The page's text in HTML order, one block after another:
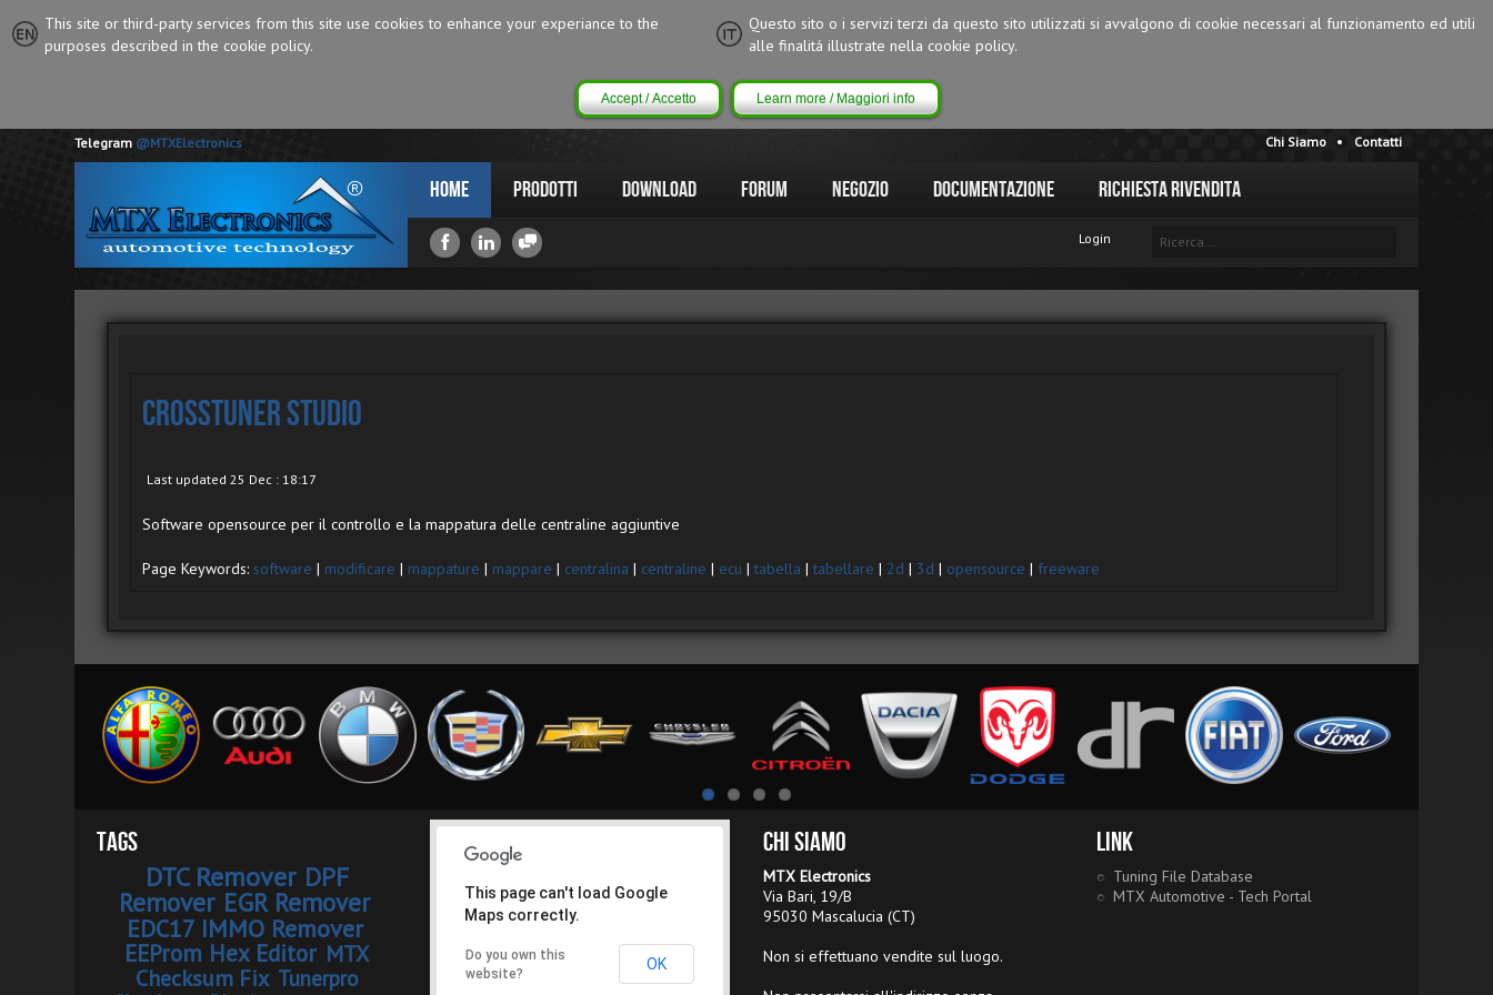
This site or third-party services from this site use cookies to enhance your experiance to the
purposes described in the cookie policy.
Questo sito o i servizi terzi da questo sito utilizzati si avvalgono di cookie necessari al funzionamento ed utili
alle finalitá illustrate nella cookie policy.
Accept / Accetto Learn more / Maggiori info
Telegram @MTXElectronics Chi Siamo Contatti
Home Prodotti Download Forum Negozio Documentazione Richiesta Rivendita
Login
CrossTuner Studio
Last updated 25 Dec : 18:17
Software opensource per il controllo e la mappatura delle centraline aggiuntive
Page Keywords: software | modificare | mappature | mappare | centralina | centraline | ecu |tabella |tabellare | 2d | 3d | opensource | freeware
Tags
DTC Remover DPF
Remover EGR Remover
EDC17 IMMO Remover
EEProm Hex Editor MTX
Checksum Fix Tunerpro
This page can't load Google
Maps correctly.
Do you own this
website?
OK
Chi Siamo
MTX Electronics
Via Bari, 19/B
95030 Mascalucia (CT)
Non si effettuano vendite sul luogo.
Link
Tuning File Database
MTX Automotive - Tech Portal